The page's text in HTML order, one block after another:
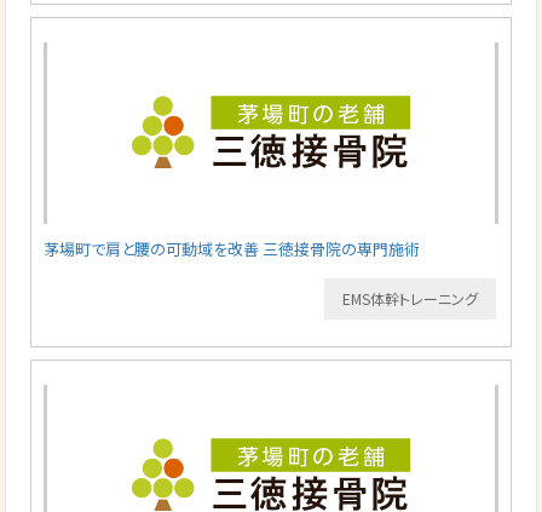
茅場町で肩と腰の可動域を改善 三徳接骨院の専門施術
EMS体幹トレーニング